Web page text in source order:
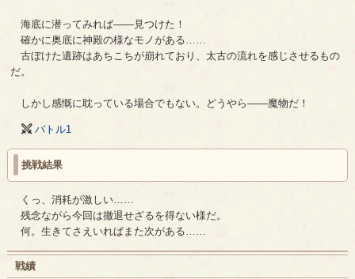
海底に潜ってみれば――見つけた！
確かに奥底に神殿の様なモノがある……
古ぼけた遺跡はあちこちが崩れており、太古の流れを感じさせるもの
だ。
しかし感慨に耽っている場合でもない。どうやら――魔物だ！
バトル1
挑戦結果
くっ、消耗が激しい……
残念ながら今回は撤退せざるを得ない様だ。
何。生きてさえいればまた次がある……
戦績